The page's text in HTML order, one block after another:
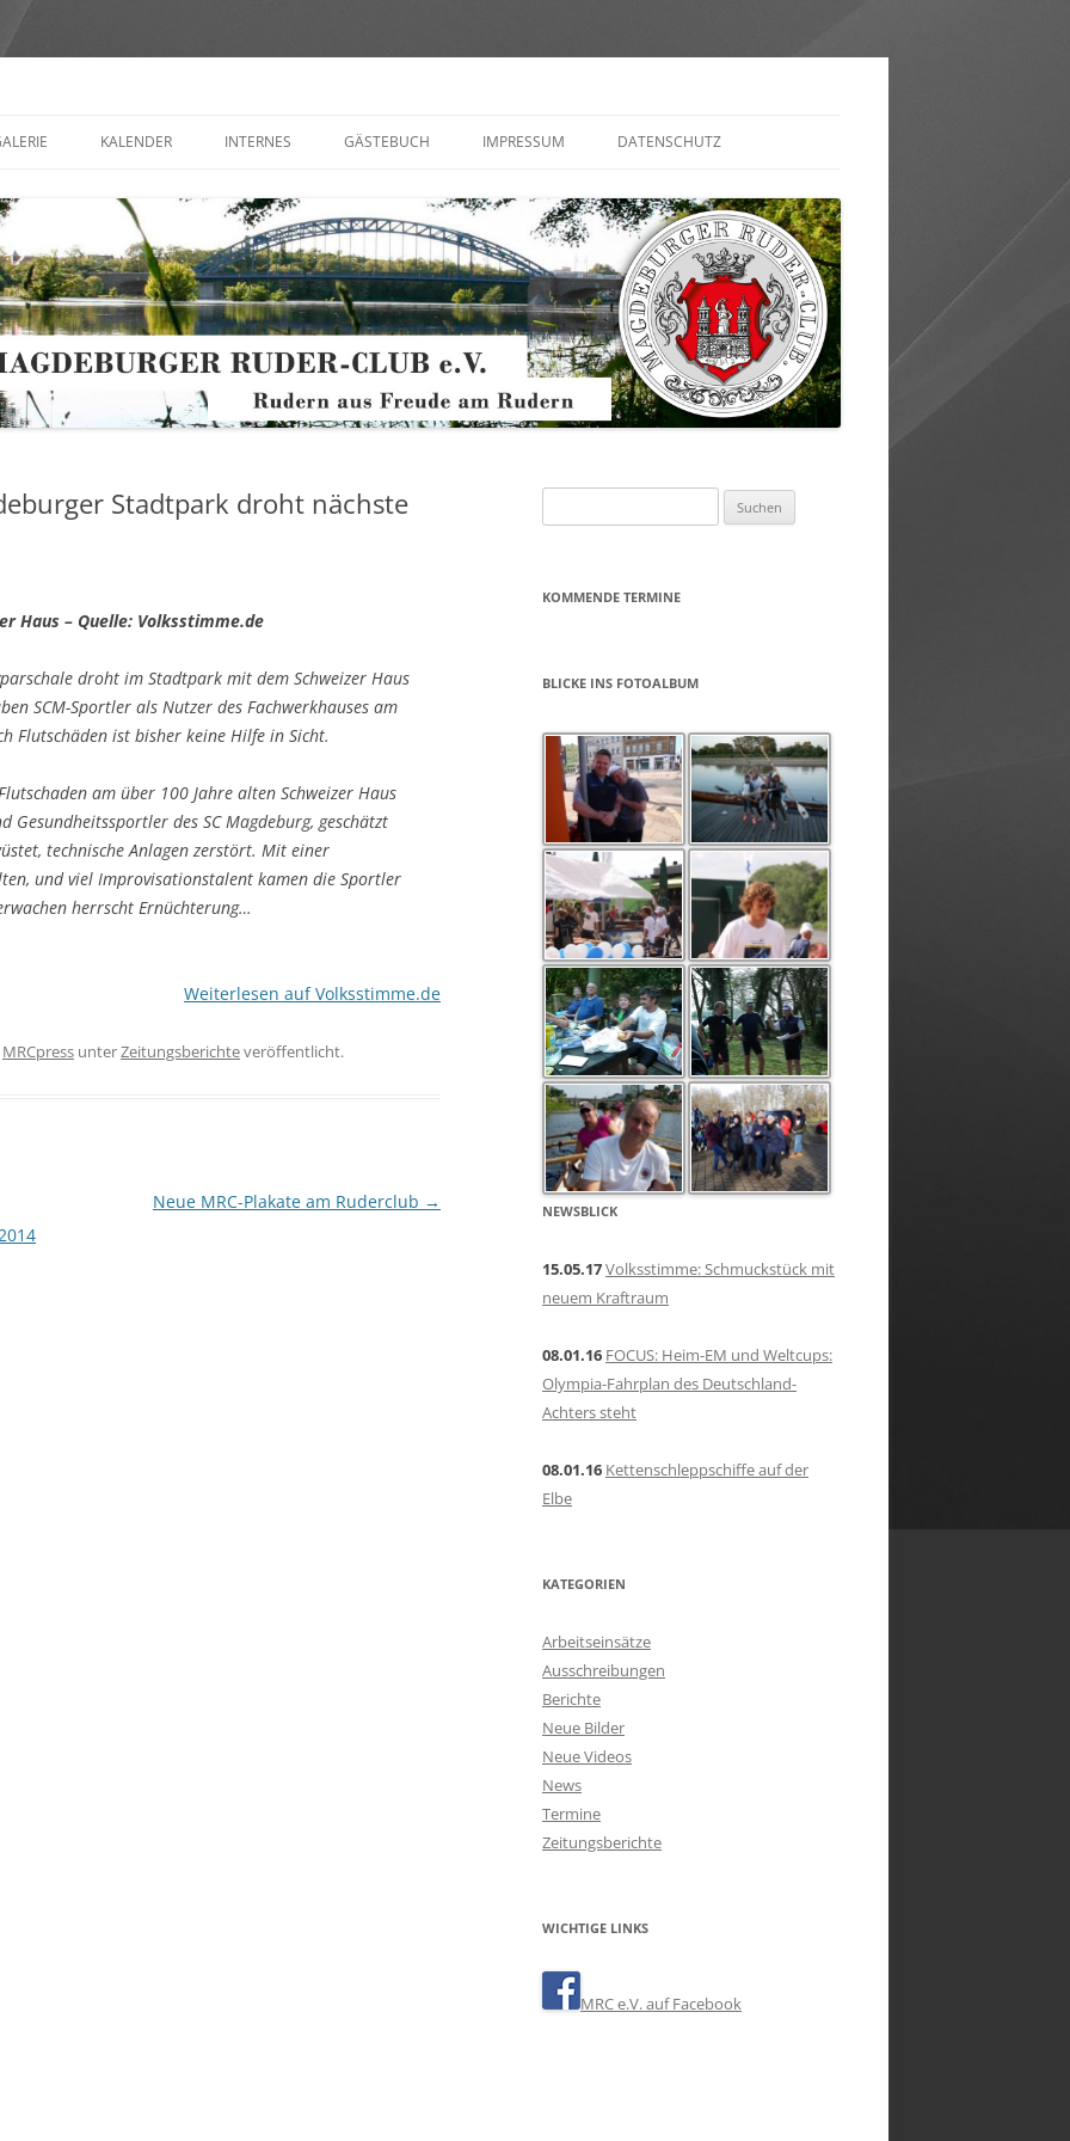
+
KALENDER INTERNES
VEREINSMEDIEN
GÄSTEBUCH IMPRESSUM
(FORMULAR)
DATENSCHUTZ
Stadtpark droht nächste
Haus – Quelle: Volksstimme.de
droht im Stadtpark mit dem Schweizer Haus
SCM-Sportler als Nutzer des Fachwerkhauses am
Flutschäden ist bisher keine Hilfe in Sicht.
am über 100 Jahre alten Schweizer Haus
des SC Magdeburg, geschätzt
technische Anlagen zerstört. Mit einer
und viel Improvisationstalent kamen die Sportler
herrscht Ernüchterung…
Weiterlesen auf Volksstimme.de
MRCpress unterZeitungsberichteveröffentlicht.
Neue MRC-Plakate am Ruderclub →
nach:
KOMMENDE TERMINE
BLICKE INS FOTOALBUM
NEWSBLICK
15.05.17Volksstimme: Schmuckstück mit
neuem Kraftraum
08.01.16 FOCUS: Heim-EM und Weltcups:
Olympia-Fahrplan des Deutschland-
Achters steht
08.01.16 Kettenschleppschiffe auf der
Elbe
KATEGORIEN
Arbeitseinsätze
Ausschreibungen
Berichte
Neue Bilder
Neue Videos
News
Termine
Zeitungsberichte
WICHTIGE LINKS
MRC e.V. auf Facebook